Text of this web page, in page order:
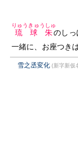
琉球朱
りゅうきゅうしゅ
のしっ
一緒に、お座つき
雪之丞変化 (新字新仮